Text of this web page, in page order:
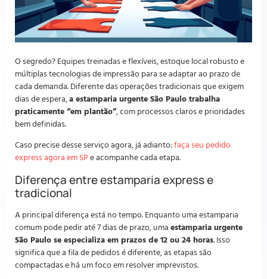
O segredo? Equipes treinadas e flexíveis, estoque local robusto e
múltiplas tecnologias de impressão para se adaptar ao prazo de
cada demanda. Diferente das operações tradicionais que exigem
dias de espera,a estamparia urgente São Paulo trabalha
praticamente “em plantão”, com processos claros e prioridades
bem definidas.
Caso precise desse serviço agora, já adianto:faça seu pedido
express agora em SP e acompanhe cada etapa.
Diferença entre estamparia express e
tradicional
A principal diferença está no tempo. Enquanto uma estamparia
comum pode pedir até 7 dias de prazo, uma estamparia urgente
São Paulo se especializa em prazos de 12 ou 24 horas. Isso
significa que a fila de pedidos é diferente, as etapas são
compactadas e há um foco em resolver imprevistos.